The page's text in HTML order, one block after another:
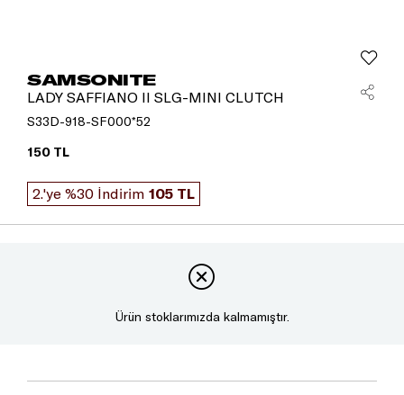
SAMSONITE
LADY SAFFIANO II SLG-MINI CLUTCH
S33D-918-SF000*52
150 TL
2.'ye %30 İndirim 105 TL
Ürün stoklarımızda kalmamıştır.